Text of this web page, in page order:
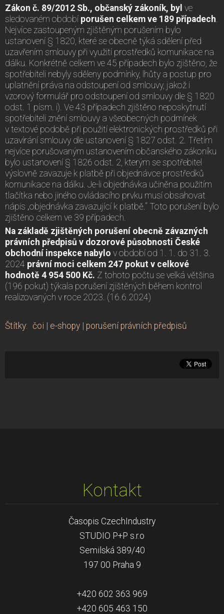
Zákon č. 89/2012 Sb., občanský zákoník, byl ve
sledovaném období porušen celkem ve 189 případech
Nejvíce zastoupeným zjištěným porušením bylo
ustanovení § 1820, které se obecně týká sdělení před
uzavřením smlouvy při využití prostředků komunikace na
dálku. Konkrétně celkem ve 45 případech bylo zjištěno, že
spotřebiteli nebyly sděleny podmínky, lhůty a postup pro
uplatnění práva na odstoupení od smlouvy, jakož i
vzorový formulář pro odstoupení od smlouvy dle § 1820
odst. 1 písm. i). Ve 43 případech zjištěno neposkytnutí
spotřebiteli znění smlouvy a všeobecných podmínek
v textové podobě při použití elektronických prostředků při
uzavírání smlouvy dle ustanovení § 1827 odst. 2. Třetím
nejvíce porušovaným ustanovením občanského zákoníku
bylo ustanovení § 1826 odst. 2, kterým se spotřebitel
výslovně zavazuje k platbě při objednávce prostředků
komunikace na dálku. Je-li objednávka učiněna použitím
tlačítka nebo jiného ovládacího prvku musí obsahovat
nápis „objednávka zavazující k platbě.“ Toto porušení bylo
zjištěno celkem ve 39 případech.
Na základě zjištěných porušení obecně závazných
právních předpisů v dozorové působnosti České
obchodní inspekce nabylo v období od 1. 1. do 31. 3.
2024 právní moci celkem 247 pokut v celkové
hodnotě 4 954 500 Kč. Z tohoto počtu se velká většina
(196 pokut) týkala porušení zjištěných během kontrol
realizovaných v roce 2023. (16.6.2024)
Štítky: čoi | e-shopy | porušení právních předpisů
Kontakt
Časopis CzechIndustry
STUDIO P+P s.r.o
Semilská 389/40
197 00 Praha 9
+420 602 363 969
+420 605 463 150